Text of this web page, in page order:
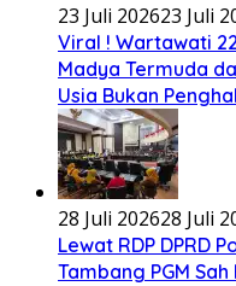
23 Juli 202623 Juli
Viral ! Wartawati
Madya Termuda
Usia Bukan
28 Juli 202628 Juli
Lewat RDP DPRD
Tambang PGM